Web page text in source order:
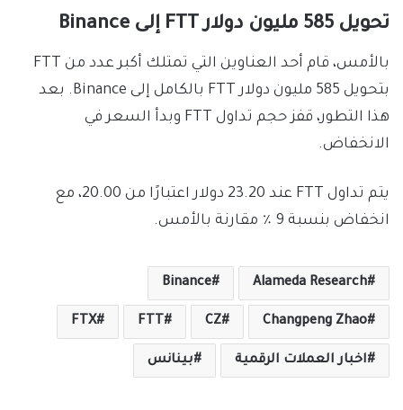
تحويل 585 مليون دولار FTT إلى Binance
بالأمس، قام أحد العناوين التي تمتلك أكبر عدد من FTT
بتحويل 585 مليون دولار FTT بالكامل إلى Binance. بعد
هذا التطور، قفز حجم تداول FTT وبدأ السعر في
الانخفاض.
يتم تداول FTT عند 23.20 دولار اعتبارًا من 20.00، مع
انخفاض بنسبة 9 ٪ مقارنة بالأمس.
Alameda Research
Binance
Changpeng Zhao
CZ
FTT
FTX
اخبار العملات الرقمية بينانس